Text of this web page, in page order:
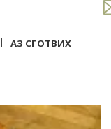
| АЗ СГОТВИХ